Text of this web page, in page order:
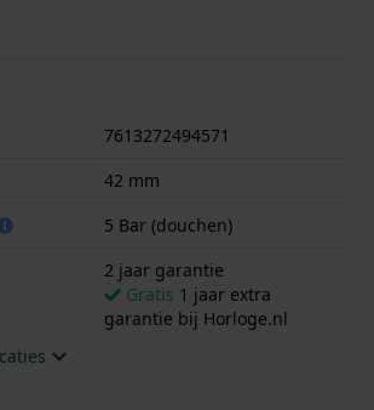
met 2 jaar garantie.
7613272494571
42 mm
5 Bar (douchen)
2 jaar garantie
Gratis 1 jaar extra
garantie bij Horloge.nl